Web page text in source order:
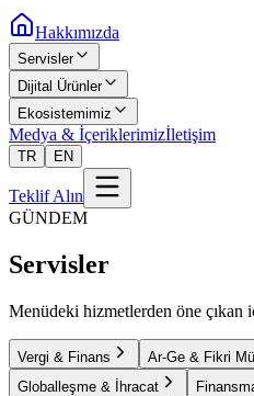
Hakkımızda
Servisler
Dijital Ürünler
Ekosistemimiz
Medya & İçeriklerimizİletişim
TR EN
Teklif Alın
GÜNDEM
Servisler
Menüdeki hizmetlerden öne çıkan
Vergi & Finans Ar-Ge & Fikri
Globalleşme & İhracat